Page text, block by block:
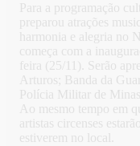
Para a programação
preparou atrações
harmonia e alegria no
começa com a
feira (25/11). Serão
Arturos; Banda da
Polícia Militar de
Ao mesmo tempo em
artistas circenses
estiverem no local.